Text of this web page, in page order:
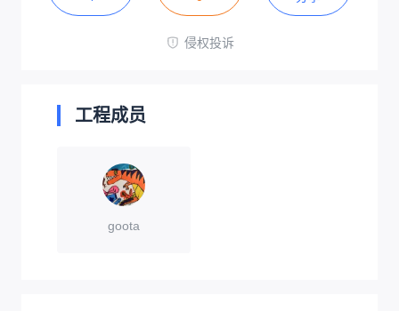
侵权投诉
工程成员
goota